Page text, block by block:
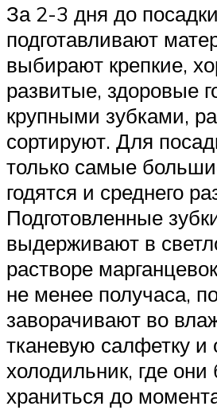
За 2-3 дня до посадки
подготавливают
выбирают крепкие,
развитые, здоровые
крупными зубками,
сортируют. Для
только самые
годятся и среднего
Подготовленные
выдерживают в
растворе
не менее получаса,
заворачивают во
тканевую салфетку и
холодильник, где они
храниться до